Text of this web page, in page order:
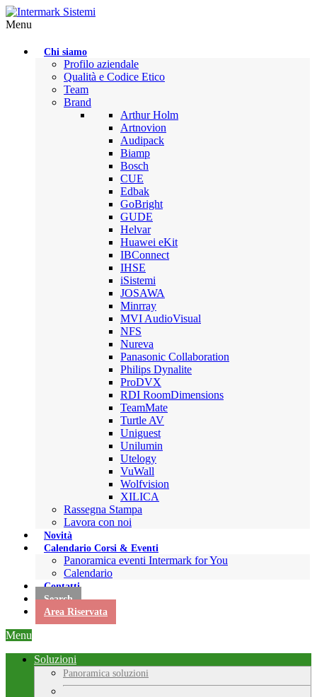
Menu
Chi siamo
Profilo aziendale
Qualità e Codice Etico
Team
Brand
Arthur Holm
Artnovion
Audipack
Biamp
Bosch
CUE
Edbak
GoBright
GUDE
Helvar
Huawei eKit
IBConnect
IHSE
iSistemi
JOSAWA
Minrray
MVI AudioVisual
NFS
Nureva
Panasonic Collaboration
Philips Dynalite
ProDVX
RDI RoomDimensions
TeamMate
Turtle AV
Uniguest
Unilumin
Utelogy
VuWall
Wolfvision
XILICA
Rassegna Stampa
Lavora con noi
Novità
Calendario Corsi & Eventi
Panoramica eventi Intermark for You
Calendario
Contatti
Search
Area Riservata
Menu
Soluzioni
Panoramica soluzioni